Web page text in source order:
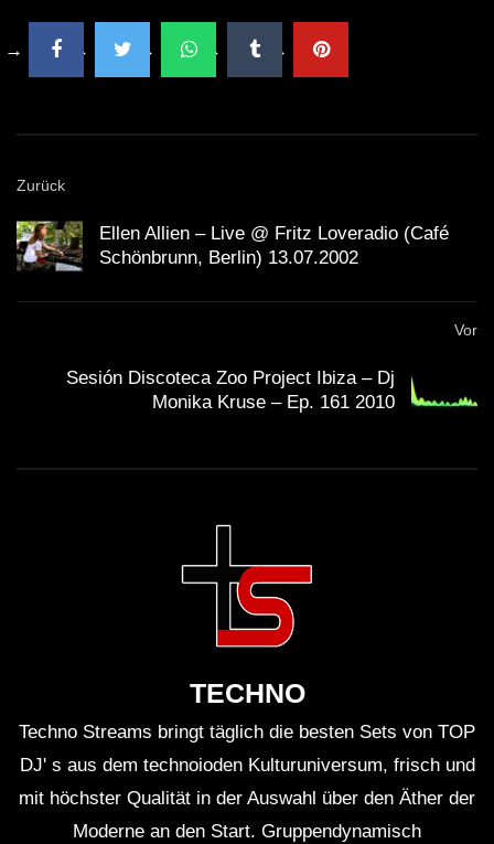
Zurück
Ellen Allien – Live @ Fritz Loveradio (Café
Schönbrunn, Berlin) 13.07.2002
Vor
Sesión Discoteca Zoo Project Ibiza – Dj
Monika Kruse – Ep. 161 2010
TECHNO
Techno Streams bringt täglich die besten Sets von TOP
DJ' s aus dem technoioden Kulturuniversum, frisch und
mit höchster Qualität in der Auswahl über den Äther der
Moderne an den Start. Gruppendynamisch